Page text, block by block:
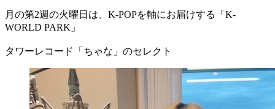
月の第2週の火曜日は、K-POPを軸にお届けする「K-
WORLD PARK」
タワーレコード「ちゃな」のセレクト